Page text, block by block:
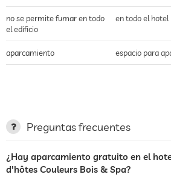
no se permite fumar en todo
el edificio
en todo el hotel
aparcamiento espacio para
jardin/zona exterior
bar
Preguntas frecuentes
¿Hay aparcamiento gratuito en el
d'hôtes Couleurs Bois & Spa?